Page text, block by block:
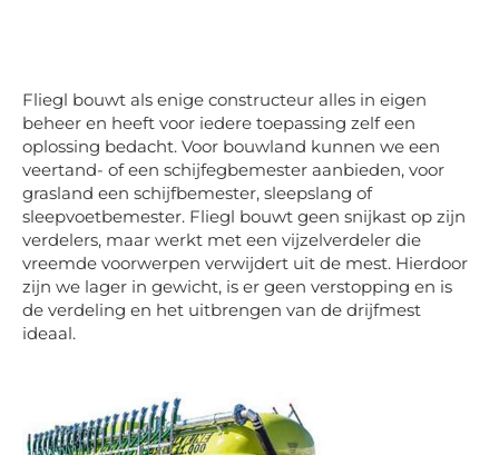
Fliegl bouwt als enige constructeur alles in eigen
beheer en heeft voor iedere toepassing zelf een
oplossing bedacht. Voor bouwland kunnen we een
veertand- of een schijfegbemester aanbieden, voor
grasland een schijfbemester, sleepslang of
sleepvoetbemester. Fliegl bouwt geen snijkast op zijn
verdelers, maar werkt met een vijzelverdeler die
vreemde voorwerpen verwijdert uit de mest. Hierdoor
zijn we lager in gewicht, is er geen verstopping en is
de verdeling en het uitbrengen van de drijfmest
ideaal.